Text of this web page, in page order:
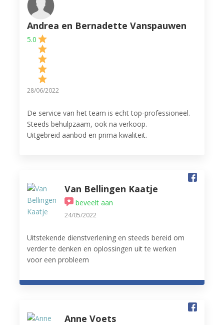
Andrea en Bernadette Vanspauwen
5.0
28/06/2022
De service van het team is echt top-professioneel.
Steeds behulpzaam, ook na verkoop.
Uitgebreid aanbod en prima kwaliteit.
Van Bellingen Kaatje
beveelt aan
24/05/2022
Uitstekende dienstverlening en steeds bereid om
verder te denken en oplossingen uit te werken
voor een probleem
Anne Voets